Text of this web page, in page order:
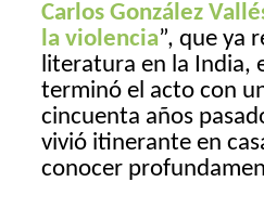
Carlos González
la violencia”, que ya
literatura en la India,
terminó el acto con
cincuenta años
vivió itinerante en
conocer